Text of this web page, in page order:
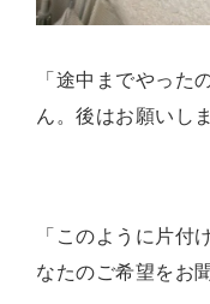
「途中までやった
ん。後はお願いし
「このように片付
なたのご希望をお